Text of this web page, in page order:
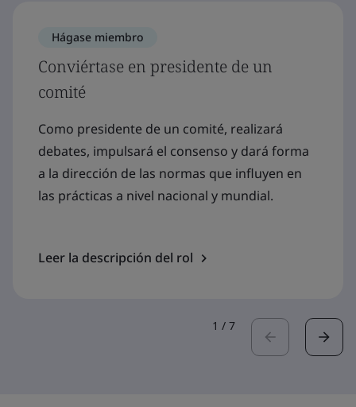
Hágase miembro
Conviértase en presidente de un
comité
Como presidente de un comité, realizará
debates, impulsará el consenso y dará forma
a la dirección de las normas que influyen en
las prácticas a nivel nacional y mundial.
Leer la descripción del rol
1 / 7